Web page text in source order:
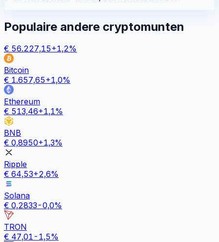
Populaire andere cryptomunten
€ 56.227,15+1,2%
Bitcoin
€ 1.657,65+1,0%
Ethereum
€ 513,46+1,1%
BNB
€ 0,8950+1,3%
Ripple
€ 64,53+2,6%
Solana
€ 0,2833 -0,0%
TRON
€ 47,01 -1,5%